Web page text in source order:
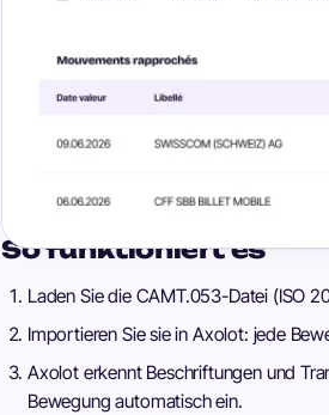
So funktioniert es
Laden Sie die CAMT.053-Datei (ISO
Importieren Sie sie in Axolot: jede
Axolot erkennt Beschriftungen und
Bewegung automatisch ein.